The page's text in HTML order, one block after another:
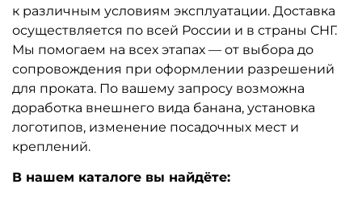
к различным условиям эксплуатации. Доставка
осуществляется по всей России и в страны СНГ.
Мы помогаем на всех этапах — от выбора до
сопровождения при оформлении разрешений
для проката. По вашему запросу возможна
доработка внешнего вида банана, установка
логотипов, изменение посадочных мест и
креплений.
В нашем каталоге вы найдёте: